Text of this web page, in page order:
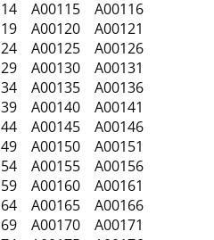
A00115 A00116
A00120 A00121
A00125 A00126
A00130 A00131
A00135 A00136
A00140 A00141
A00145 A00146
A00150 A00151
A00155 A00156
A00160 A00161
A00165 A00166
A00170 A00171